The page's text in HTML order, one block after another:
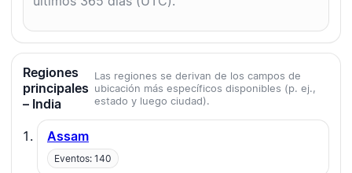
Regiones
principales
– India
Las regiones se derivan de los campos de
ubicación más específicos disponibles (p. ej.,
estado y luego ciudad).
Assam
Eventos: 140